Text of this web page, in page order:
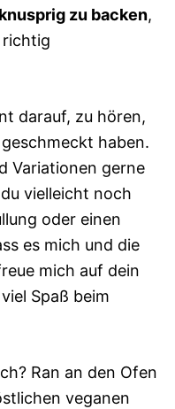
zu backen,
richtig
darauf, zu hören,
haben.
Variationen gerne
vielleicht noch
oder einen
es mich und die
mich auf dein
Spaß beim
Ran an den Ofen
veganen